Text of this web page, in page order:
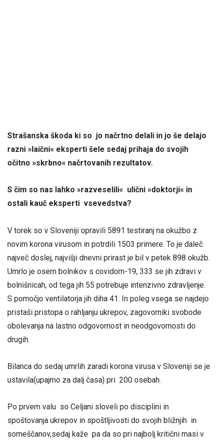
Strašanska škoda ki so jo načrtno delali in jo še delajo
razni »laični« eksperti šele sedaj prihaja do svojih
očitno »skrbno« načrtovanih rezultatov.
S čim so nas lahko »razveselili« ulični »doktorji« in
ostali kauč eksperti vsevedstva?
V torek so v Sloveniji opravili 5891 testiranj na okužbo z
novim korona virusom in potrdili 1503 primere. To je daleč
največ doslej, najvišji dnevni prirast je bil v petek 898 okužb.
Umrlo je osem bolnikov s covidom-19, 333 se jih zdravi v
bolnišnicah, od tega jih 55 potrebuje intenzivno zdravljenje.
S pomočjo ventilatorja jih diha 41. In poleg vsega se najdejo
pristaši pristopa o rahljanju ukrepov, zagovorniki svobode
obolevanja na lastno odgovornost in neodgovornosti do
drugih.
Bilanca do sedaj umrlih zaradi korona virusa v Sloveniji se je
ustavila(upajmo za dalj časa) pri 200 osebah.
Po prvem valu so Celjani sloveli po disciplini in
spoštovanja ukrepov in spoštljivosti do svojih bližnjih in
someščanov,sedaj kaže pa da so pri najbolj kritični masi v